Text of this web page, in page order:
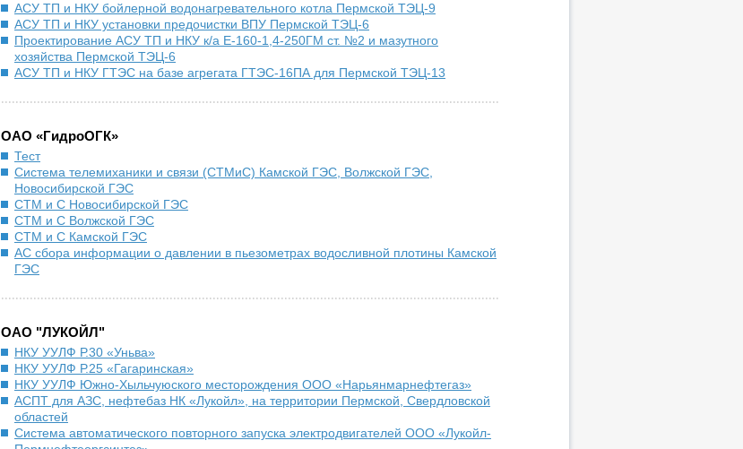
АСУ ТП и НКУ бойлерной водонагревательного котла Пермской ТЭЦ-9
АСУ ТП и НКУ установки предочистки ВПУ Пермской ТЭЦ-6
Проектирование АСУ ТП и НКУ к/а Е-160-1,4-250ГМ ст. №2 и мазутного
хозяйства Пермской ТЭЦ-6
АСУ ТП и НКУ ГТЭС на базе агрегата ГТЭС-16ПА для Пермской ТЭЦ-13
ОАО «ГидроОГК»
Тест
Система телемиханики и связи (СТМиС) Камской ГЭС, Волжской ГЭС,
Новосибирской ГЭС
СТМ и С Новосибирской ГЭС
СТМ и С Волжской ГЭС
СТМ и С Камской ГЭС
АС сбора информации о давлении в пьезометрах водосливной плотины Камской
ГЭС
ОАО "ЛУКОЙЛ"
НКУ УУЛФ Р.30 «Уньва»
НКУ УУЛФ Р.25 «Гагаринская»
НКУ УУЛФ Южно-Хыльчуюского месторождения ООО «Нарьянмарнефтегаз»
АСПТ для АЗС, нефтебаз НК «Лукойл», на территории Пермской, Свердловской
областей
Система автоматического повторного запуска электродвигателей ООО «Лукойл-